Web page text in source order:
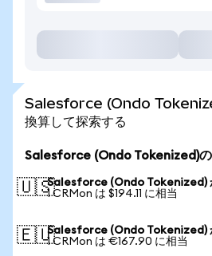
Salesforce (Ondo
換算して探索する
Salesforce (Ondo Tokenized)
🇺🇸Salesforce (Ondo Tokenized)
1 CRMon は $194.11 に相当
🇪🇺Salesforce (Ondo Tokenized)
1 CRMon は €167.90 に相当